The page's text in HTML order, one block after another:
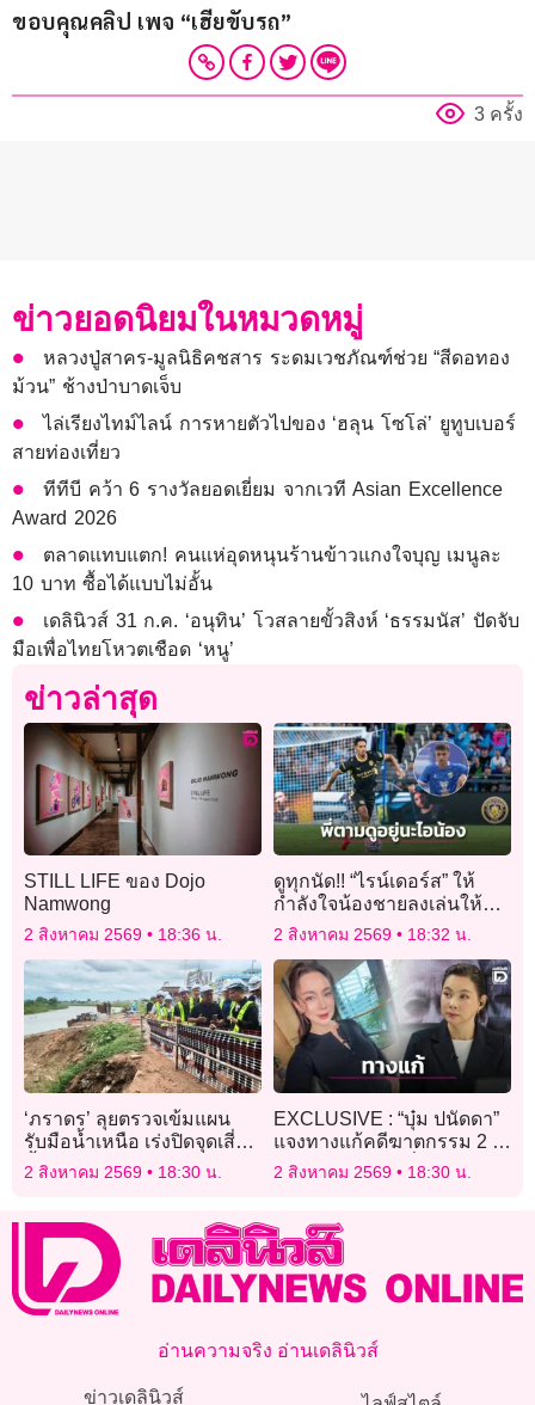
ขอบคุณคลิป เพจ “เฮียขับรถ”
3 ครั้ง
ข่าวยอดนิยมในหมวดหมู่
หลวงปู่สาคร-มูลนิธิคชสาร ระดมเวชภัณฑ์ช่วย “สีดอทอง
ม้วน” ช้างป่าบาดเจ็บ
ไล่เรียงไทม์ไลน์ การหายตัวไปของ ‘ฮลุน โซโล่’ ยูทูบเบอร์
สายท่องเที่ยว
ทีทีบี คว้า 6 รางวัลยอดเยี่ยม จากเวที Asian Excellence
Award 2026
ตลาดแทบแตก! คนแห่อุดหนุนร้านข้าวแกงใจบุญ เมนูละ
10 บาท ซื้อได้แบบไม่อั้น
เดลินิวส์ 31 ก.ค. ‘อนุทิน’ โวสลายขั้วสิงห์ ‘ธรรมนัส’ ปัดจับ
มือเพื่อไทยโหวตเชือด ‘หนู’
ข่าวล่าสุด
STILL LIFE ของ Dojo
Namwong
2 สิงหาคม 2569 18:36 น.
ดูทุกนัด!! “ไรน์เดอร์ส” ให้
กำลังใจน้องชายลงเล่นให้
“อินโดนีเซีย” ศึกอาเซียนคัพ
2 สิงหาคม 2569 18:32 น.
‘ภราดร’ ลุยตรวจเข้มแผน
รับมือน้ำเหนือ เร่งปิดจุดเสี่ยง
น้ำท่วม จ.สิงห์บุรี
2 สิงหาคม 2569 18:30 น.
EXCLUSIVE : “บุ๋ม ปนัดดา”
แจงทางแก้คดีฆาตกรรม 2 พี่
น้องชาวรัสเซีย เริ่มต้นด้วย
2 สิงหาคม 2569 18:30 น.
อ่านความจริง อ่านเดลินิวส์
ข่าวเดลินิวส์